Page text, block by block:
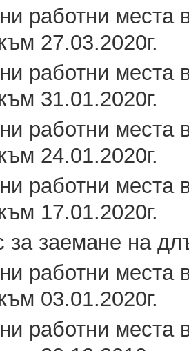
работни места
27.03.2020г.
работни места
31.01.2020г.
работни места
24.01.2020г.
работни места
17.01.2020г.
за заемане на
работни места
03.01.2020г.
работни места